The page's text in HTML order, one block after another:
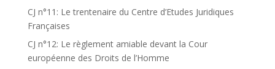
CJ n°11: Le trentenaire du Centre d’Etudes Juridiques
Françaises
CJ n°12: Le règlement amiable devant la Cour
européenne des Droits de l’Homme